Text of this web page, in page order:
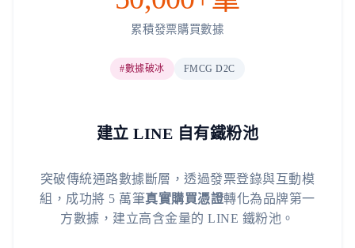
累積發票購買數據
#數據破冰 FMCG D2C
建立 LINE 自有鐵粉池
突破傳統通路數據斷層，透過發票登錄與互動模
組，成功將 5 萬筆真實購買憑證轉化為品牌第一
方數據，建立高含金量的 LINE 鐵粉池。